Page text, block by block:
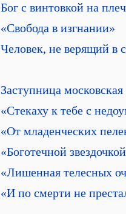
Бог с винтовкой на
«Свобода в изгнании»
Человек, не верящий в
Заступница московская
«Стекаху к тебе с
«От младенческих
«Боготечной
«Лишенная телесных
«И по смерти не